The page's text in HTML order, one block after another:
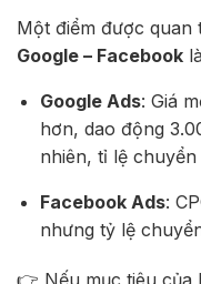
Một điểm được quan
Google – Facebook
Google Ads: Giá
hơn, dao động
nhiên, tỉ lệ chuyển
Facebook Ads:
nhưng tỷ lệ